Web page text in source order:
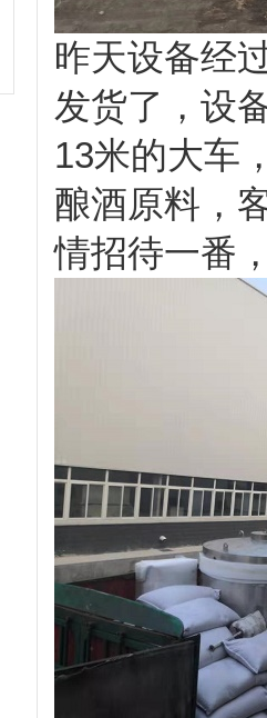
昨天设备经
发货了，设
13米的大车
酿酒原料，
情招待一番